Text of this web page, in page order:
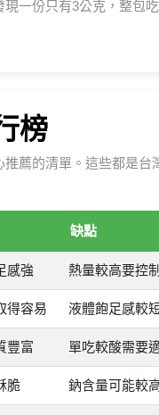
一份只有3公克，整包
榜
薦的清單。這些都是台
缺點
感強 熱量較高要控
得容易 液體飽足感較
豐富 單吃較酸需要
脆 鈉含量可能較